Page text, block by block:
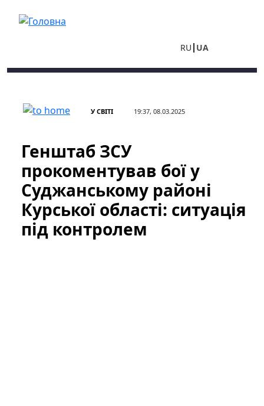
RU UA
У СВІТІ 19:37, 08.03.2025
Генштаб ЗСУ
прокоментував бої у
Суджанському районі
Курської області: ситуація
під контролем